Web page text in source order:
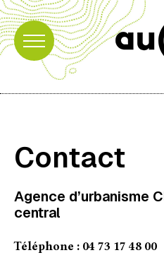
Contact
Agence d’urbanisme
central
Téléphone : 04 73 17 48 00